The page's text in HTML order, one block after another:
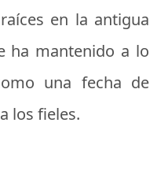
en la antigua
ha mantenido a lo
una fecha de
los fieles.